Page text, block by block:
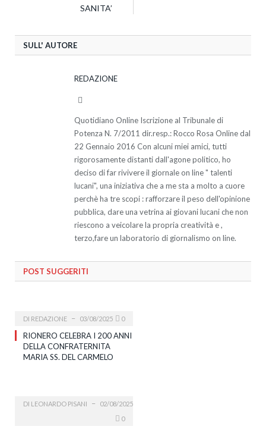
SANITA’
SULL' AUTORE
REDAZIONE
Quotidiano Online Iscrizione al Tribunale di
Potenza N. 7/2011 dir.resp.: Rocco Rosa Online dal
22 Gennaio 2016 Con alcuni miei amici, tutti
rigorosamente distanti dall'agone politico, ho
deciso di far rivivere il giornale on line " talenti
lucani", una iniziativa che a me sta a molto a cuore
perchè ha tre scopi : rafforzare il peso dell'opinione
pubblica, dare una vetrina ai giovani lucani che non
riescono a veicolare la propria creatività e ,
terzo,fare un laboratorio di giornalismo on line.
POST SUGGERITI
DI REDAZIONE 03/08/2025 0
RIONERO CELEBRA I 200 ANNI
DELLA CONFRATERNITA
MARIA SS. DEL CARMELO
DI LEONARDO PISANI
02/08/2025
0